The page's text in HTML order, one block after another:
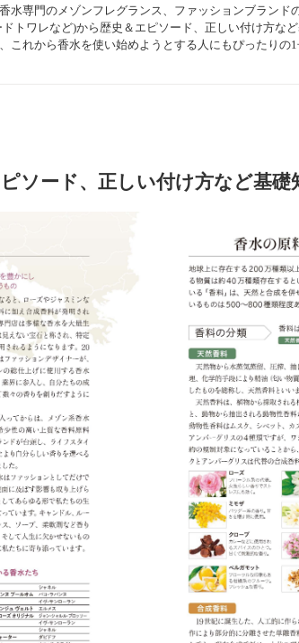
水専門のメゾンフレグランス、ファッションブランド
トワレなど)から歴史＆エピソード、正しい付け方な
これから香水を使い始めようとする人にもぴったりの
ソード、正しい付け方など基礎